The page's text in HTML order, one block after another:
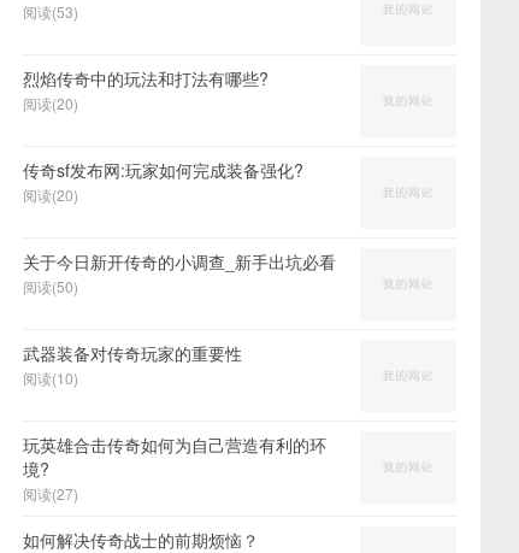
阅读(53)
烈焰传奇中的玩法和打法有哪些?
阅读(20)
传奇sf发布网:玩家如何完成装备强化?
阅读(20)
关于今日新开传奇的小调查_新手出坑必看
阅读(50)
武器装备对传奇玩家的重要性
阅读(10)
玩英雄合击传奇如何为自己营造有利的环
境?
阅读(27)
如何解决传奇战士的前期烦恼？